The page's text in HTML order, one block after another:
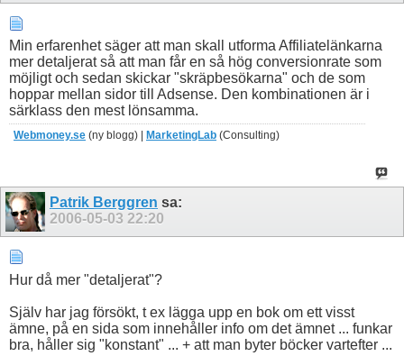
Min erfarenhet säger att man skall utforma Affiliatelänkarna
mer detaljerat så att man får en så hög conversionrate som
möjligt och sedan skickar "skräpbesökarna" och de som
hoppar mellan sidor till Adsense. Den kombinationen är i
särklass den mest lönsamma.
Webmoney.se (ny blogg) | MarketingLab (Consulting)
Patrik Berggren sa:
2006-05-03 22:20
Hur då mer "detaljerat"?
Själv har jag försökt, t ex lägga upp en bok om ett visst
ämne, på en sida som innehåller info om det ämnet ... funkar
bra, håller sig "konstant" ... + att man byter böcker vartefter ...